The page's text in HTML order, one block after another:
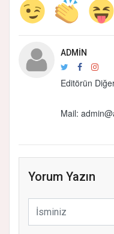
ADMIN
Editörün
Mail:
Yorum Yazın